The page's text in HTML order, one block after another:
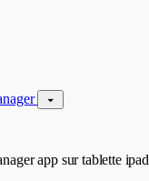
app sur tablette ipad